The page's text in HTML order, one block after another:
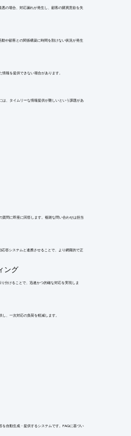
の場合、対応漏れが発生し、顧客の購買意欲を失
や顧客との関係構築に時間を割けない状況が発生
報を提供できない場合があります。
、タイムリーな情報提供が難しいという課題があ
問に即座に回答します。複雑な問い合わせは担当
答システムと連携させることで、より網羅的で正
ング
分けることで、迅速かつ的確な対応を実現しま
、一次対応の負荷を軽減します。
自動生成・提供するシステムです。FAQに基づい